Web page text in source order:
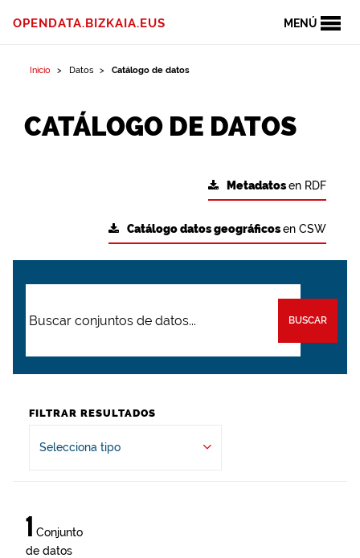
MENÚ
OPENDATA.BIZKAIA.EUS
Inicio Datos Catálogo de datos
CATÁLOGO DE DATOS
Metadatosen RDF
Catálogo datos geográficosen CSW
BUSCAR
FILTRAR RESULTADOS
Selecciona tipo
1 Conjunto
de datos